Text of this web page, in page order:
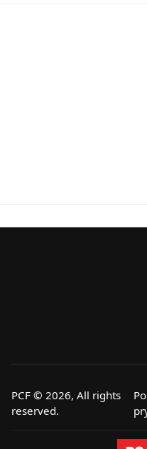
PCF © 2026, All rights
reserved.